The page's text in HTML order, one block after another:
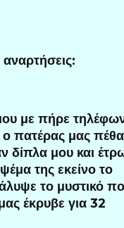
με πήρε
ο πατέρας μας
δίπλα μου και
της εκείνο το
το μυστικό
έκρυβε για 32